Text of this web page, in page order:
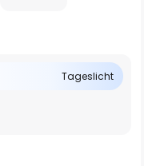
Tageslicht